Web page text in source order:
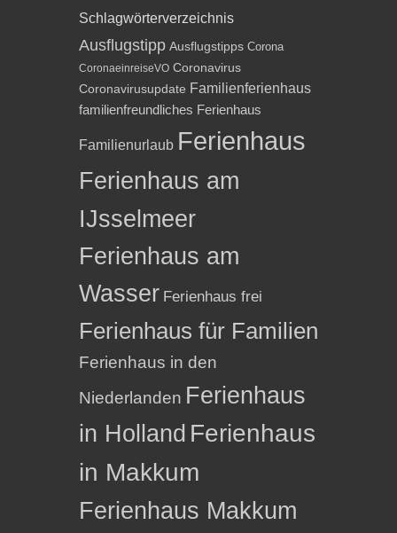
Schlagwörterverzeichnis
Ausflugstipp Ausflugstipps Corona
CoronaeinreiseVO Coronavirus
Coronavirusupdate Familienferienhaus
familienfreundliches Ferienhaus
Familienurlaub Ferienhaus
Ferienhaus am
IJsselmeer
Ferienhaus am
Wasser Ferienhaus frei
Ferienhaus für Familien
Ferienhaus in den
Niederlanden Ferienhaus
in Holland Ferienhaus
in Makkum
Ferienhaus Makkum